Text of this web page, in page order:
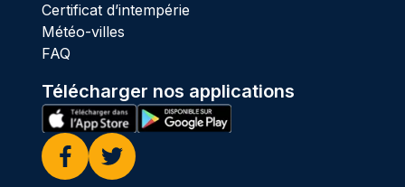
Certificat d’intempérie
Météo-villes
FAQ
Télécharger nos applications
Facebook
Twitter